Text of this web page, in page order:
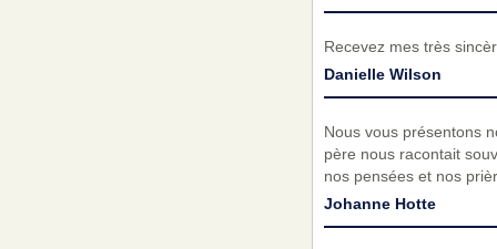
Recevez mes très
Danielle Wilson
Nous vous présentons
père nous racontait
nos pensées et nos
Johanne Hotte